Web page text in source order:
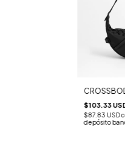
$103.33
$87.83 USD
depósito